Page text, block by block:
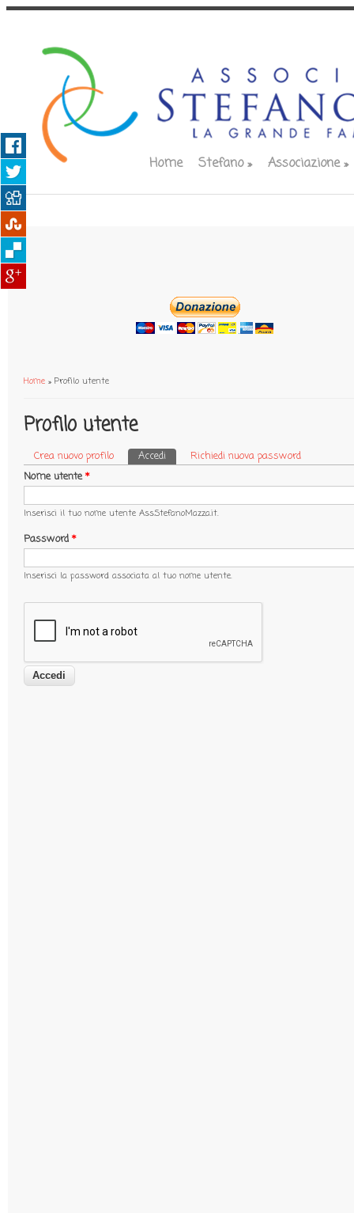
Home Stefano» Associazione»
Home » Profilo utente
Profilo utente
Schede primarie
Crea nuovo profilo Accedi (scheda attiva)
Richiedi nuova password
Nome utente*
Inserisci il tuo nome utente Ass.StefanoMazza.it.
Password *
Inserisci la password associata al tuo nome utente.